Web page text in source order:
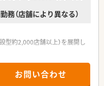
（店舗により異なる）
型約2,000店舗以上）を展開し
経験の少ない方でも500万前
お問い合わせ